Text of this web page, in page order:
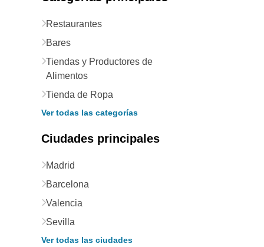
Restaurantes
Bares
Tiendas y Productores de
Alimentos
Tienda de Ropa
Ver todas las categorías
Ciudades principales
Madrid
Barcelona
Valencia
Sevilla
Ver todas las ciudades